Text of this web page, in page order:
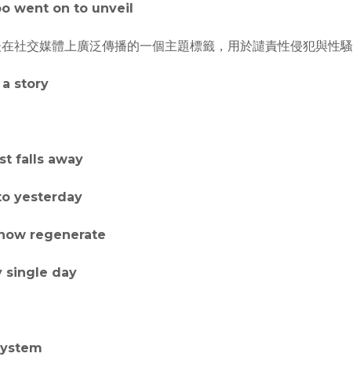
went on to unveil⁣⁣⁣
社交媒體上廣泛傳播的一個主題標籤，用於譴責性侵犯與性騷
story⁣⁣⁣⁣⁣⁣
falls away⁣
yesterday
regenerate
single day